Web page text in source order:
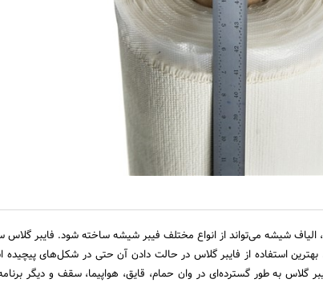
، الیاف شیشه می‌تواند از انواع مختلف فیبر شیشه ساخته شود. فایبر گلاس
استفاده از فایبر گلاس در حالت دادن آن حتی در شکل‌های
گلاس به طور گسترده‌ای در وان حمام، قایق، هواپیما، سقف و دیگر